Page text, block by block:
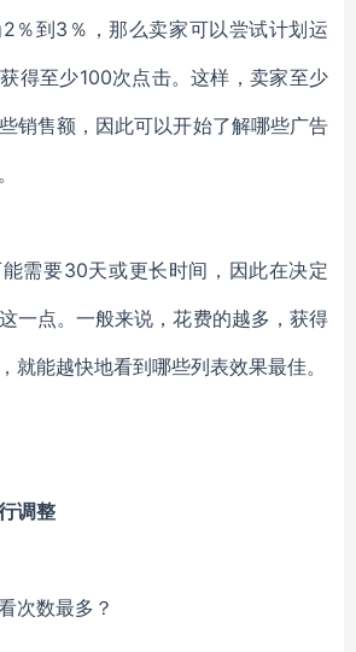
％到3％，那么卖家可以尝试计划运
得至少100次点击。这样，卖家至少
销售额，因此可以开始了解哪些广告
需要30天或更长时间，因此在决定
一点。一般来说，花费的越多，获得
就能越快地看到哪些列表效果最佳。
调整
次数最多？